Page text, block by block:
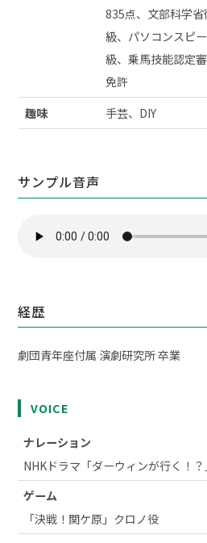
835点、文部科学
級、パソコンスピ
級、乗馬技能認定
免許
趣味
手芸、DIY
サンプル音声
経歴
劇団青年座付属 演劇研究所 卒業
VOICE
ナレーション
NHKドラマ「ダーウィンが行く！？
ゲーム
「決戦！関ケ原」クロノ役